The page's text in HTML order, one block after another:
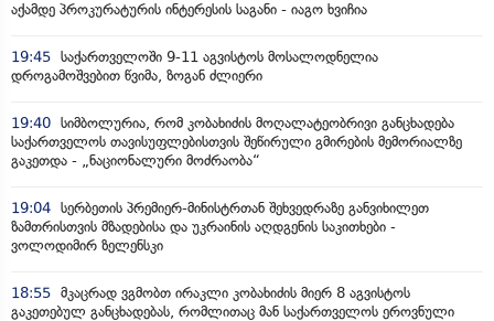
აქამდე პროკურატურის ინტერესის საგანი - იაგო ხვიჩია
19:45 საქართველოში 9-11 აგვისტოს მოსალოდნელია
დროგამოშვებით წვიმა, ზოგან ძლიერი
19:40 სიმბოლურია, რომ კობახიძის მოღალატეობრივი განცხადება
საქართველოს თავისუფლებისთვის შეწირული გმირების მემორიალზე
გაკეთდა - „ნაციონალური მოძრაობა“
19:04 სერბეთის პრემიერ-მინისტრთან შეხვედრაზე განვიხილეთ
ზამთრისთვის მზადებისა და უკრაინის აღდგენის საკითხები -
ვოლოდიმირ ზელენსკი
18:55 მკაცრად ვგმობთ ირაკლი კობახიძის მიერ 8 აგვისტოს
გაკეთებულ განცხადებას, რომლითაც მან საქართველოს ეროვნული